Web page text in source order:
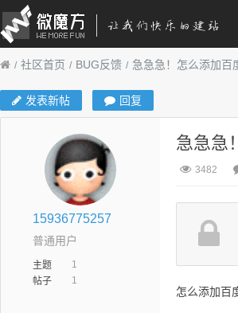
社区首页 BUG反馈 急急急！怎么添加百
发表新帖 回复
15936775257
普通用户
主题
1
帖子
1
急急急
3482
怎么添加百